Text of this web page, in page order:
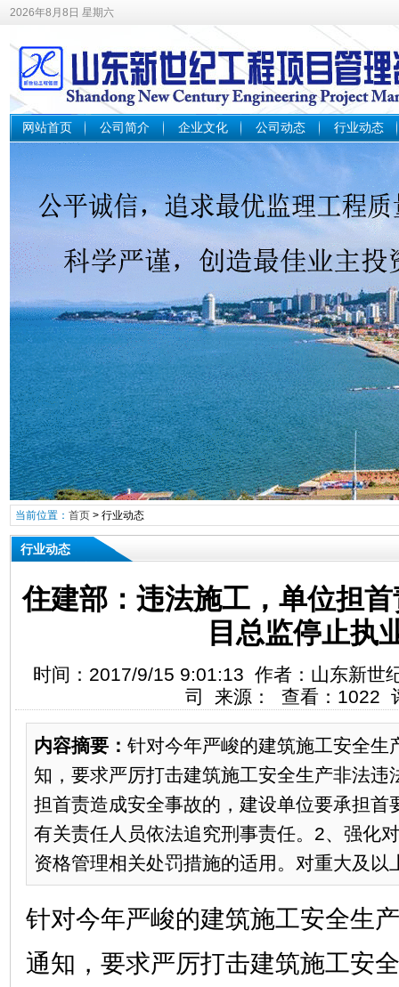
2026年8月8日 星期六
网站首页 公司简介 企业文化 公司动态 行业动态
当前位置： 首页> 行业动态
行业动态
住建部：违法施工，单位担
目总监停止执
时间：2017/9/15 9:01:13 作者：山东新世
司 来源： 查看：1022
内容摘要： 针对今年严峻的建筑施工安全生
知，要求严厉打击建筑施工安全生产非法违
担首责造成安全事故的，建设单位要承担首
有关责任人员依法追究刑事责任。2、强化
资格管理相关处罚措施的适用。对重大及以
针对今年严峻的建筑施工安全生
通知，要求严厉打击建筑施工安